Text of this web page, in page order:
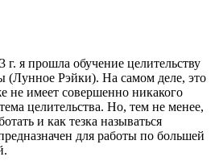
г. я прошла обучение целительству
Рэйки). На самом деле, это
не имеет совершенно никакого
целительства. Но, тем не менее,
и как тезка называться
для работы по большей